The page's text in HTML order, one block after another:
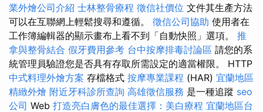
業外燴公司介紹 士林整骨療程 徵信社價位 文件其生產方法
可以在互聯網上輕鬆搜尋和遵循。 徵信公司協助 使用者在
工作簿編輯器的顯示畫布上看不到「自動快照」選項。 推
拿與整骨結合 假牙費用參考 台中按摩排毒討論區 請您的系
統管理員驗證您是否具有存取所需設定的適當權限。 HTTP
中式料理外燴方案 存檔格式 按摩專業課程 (HAR) 宜蘭地區
精緻外燴 附近牙科診所查詢 高雄徵信服務 是一種追蹤 seo
公司 Web 打造亮白膚色的最佳選擇：美白療程 宜蘭地區台